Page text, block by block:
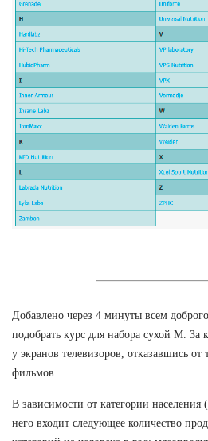
Добавлено через 4 минуты всем
подобрать курс для набора сухой М. За
у экранов телевизоров, отказавшись
фильмов.
В зависимости от категории населения
него входит следующее количество